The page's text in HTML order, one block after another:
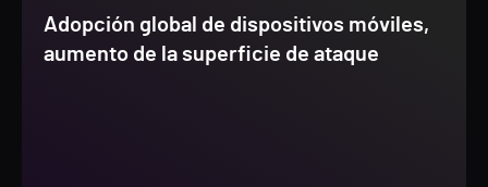
Adopción global de dispositivos móviles,
aumento de la superficie de ataque